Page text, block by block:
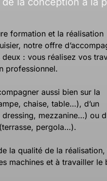
formation et la réalisation
notre offre
: vous réalisez vos
professionnel.
aussi bien sur la
chaise, table…), d’un
mezzanine…) ou
pergola…).
la qualité de la
machines et à travailler le